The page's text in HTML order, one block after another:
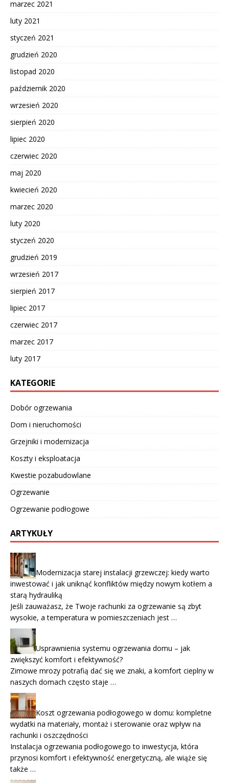
marzec 2021
luty 2021
styczeń 2021
grudzień 2020
listopad 2020
październik 2020
wrzesień 2020
sierpień 2020
lipiec 2020
czerwiec 2020
maj 2020
kwiecień 2020
marzec 2020
luty 2020
styczeń 2020
grudzień 2019
wrzesień 2017
sierpień 2017
lipiec 2017
czerwiec 2017
marzec 2017
luty 2017
KATEGORIE
Dobór ogrzewania
Dom i nieruchomości
Grzejniki i modernizacja
Koszty i eksploatacja
Kwestie pozabudowlane
Ogrzewanie
Ogrzewanie podłogowe
ARTYKUŁY
Modernizacja starej instalacji grzewczej: kiedy warto
inwestować i jak uniknąć konfliktów między nowym kotłem a
starą hydrauliką
Jeśli zauważasz, że Twoje rachunki za ogrzewanie są zbyt
wysokie, a temperatura w pomieszczeniach jest …
Usprawnienia systemu ogrzewania domu – jak
zwiększyć komfort i efektywność?
Zimowe mrozy potrafią dać się we znaki, a komfort cieplny w
naszych domach często staje …
Koszt ogrzewania podłogowego w domu: kompletne
wydatki na materiały, montaż i sterowanie oraz wpływ na
rachunki i oszczędności
Instalacja ogrzewania podłogowego to inwestycja, która
przynosi komfort i efektywność energetyczną, ale wiąże się
także …